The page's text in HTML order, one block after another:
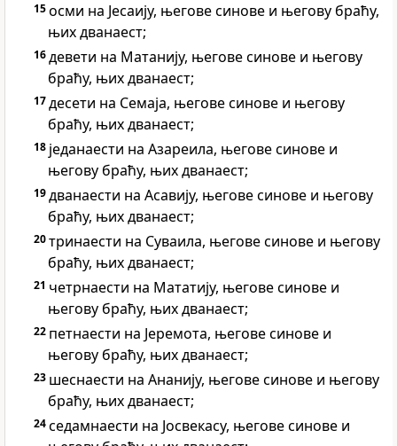
15осми на Јесаију, његове синове и његову браћу,
њих дванаест;
16девети на Матанију, његове синове и његову
браћу, њих дванаест;
17десети на Семаја, његове синове и његову
браћу, њих дванаест;
18 једанаести на Азареила, његове синове и
његову браћу, њих дванаест;
19дванаести на Асавију, његове синове и његову
браћу, њих дванаест;
20тринаести на Суваила, његове синове и његову
браћу, њих дванаест;
21 четрнаести на Мататију, његове синове и
његову браћу, њих дванаест;
22 петнаести на Јеремота, његове синове и
његову браћу, њих дванаест;
23 шеснаести на Ананију, његове синове и његову
браћу, њих дванаест;
24седамнаести на Јосвекасу, његове синове и